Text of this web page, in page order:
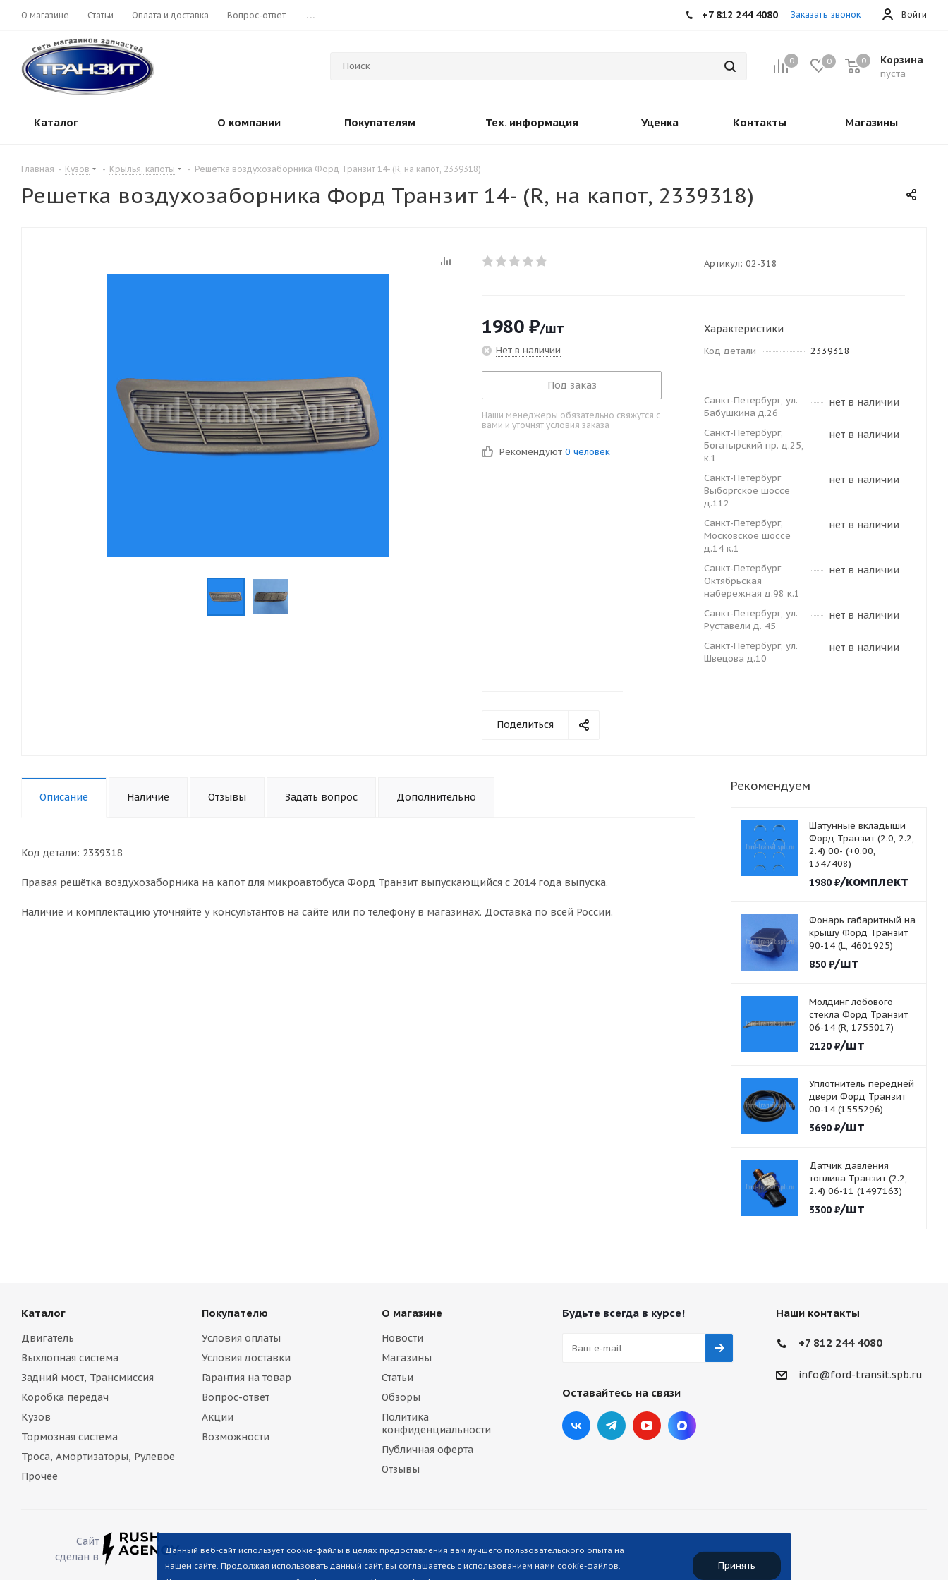
О магазине Статьи Оплата и доставка Вопрос-ответ ... Войти
+7 812 244 4080 Заказать звонок
0 0 Корзина
пуста
0
Каталог О компании Покупателям Тех. информация Уценка Контакты Магазины
Главная - Кузов - Крылья, капоты - Решетка воздухозаборника Форд Транзит 14- (R, на капот, 2339318)
Решетка воздухозаборника Форд Транзит 14- (R, на капот, 2339318)
Артикул: 02-318
1980 ₽/шт
Нет в наличии
Под заказ
Наши менеджеры обязательно свяжутся с
вами и уточнят условия заказа
Рекомендуют 0 человек
Характеристики
Код детали 2339318
Санкт-Петербург, ул.
Бабушкина д.26
нет в наличии
Санкт-Петербург,
Богатырский пр. д.25,
к.1
нет в наличии
Санкт-Петербург
Выборгское шоссе
д.112
нет в наличии
Санкт-Петербург,
Московское шоссе
д.14 к.1
нет в наличии
Санкт-Петербург
Октябрьская
набережная д.98 к.1
нет в наличии
Санкт-Петербург, ул.
Руставели д. 45
нет в наличии
Санкт-Петербург, ул.
Швецова д.10
нет в наличии
Поделиться
Описание Наличие Отзывы Задать вопрос Дополнительно
Код детали: 2339318
Правая решётка воздухозаборника на капот для микроавтобуса Форд Транзит выпускающийся с 2014 года выпуска.
Наличие и комплектацию уточняйте у консультантов на сайте или по телефону в магазинах. Доставка по всей России.
Рекомендуем
Шатунные вкладыши
Форд Транзит (2.0, 2.2,
2.4) 00- (+0.00,
1347408)
1980₽/комплект
Фонарь габаритный на
крышу Форд Транзит
90-14 (L, 4601925)
850₽/шт
Молдинг лобового
стекла Форд Транзит
06-14 (R, 1755017)
2120₽/шт
Уплотнитель передней
двери Форд Транзит
00-14 (1555296)
3690₽/шт
Датчик давления
топлива Транзит (2.2,
2.4) 06-11 (1497163)
3300₽/шт
Каталог
Двигатель
Выхлопная система
Задний мост, Трансмиссия
Коробка передач
Кузов
Тормозная система
Троса, Амортизаторы, Рулевое
Прочее
Покупателю
Условия оплаты
Условия доставки
Гарантия на товар
Вопрос-ответ
Акции
Возможности
О магазине
Новости
Магазины
Статьи
Обзоры
Политика
конфиденциальности
Публичная оферта
Отзывы
Будьте всегда в курсе!
Оставайтесь на связи
Наши контакты
+7 812 244 4080
info@ford-transit.spb.ru
Сайт
сделан в
Данный веб-сайт использует cookie-файлы в целях предоставления вам лучшего пользовательского опыта на
нашем сайте. Продолжая использовать данный сайт, вы соглашаетесь с использованием нами cookie-файлов.
Принять